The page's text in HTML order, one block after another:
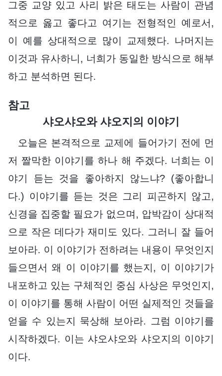
그중 교양 있고 사리 밝은 태도는 사람이 관념
적으로 옳고 좋다고 여기는 전형적인 예로서,
이 예를 상대적으로 많이 교제했다. 나머지는
이것과 유사하니, 너희가 동일한 방식으로 해부
하고 분석하면 된다.
참고
샤오샤오와 샤오지의 이야기
오늘은 본격적으로 교제에 들어가기 전에 먼
저 짤막한 이야기를 하나 해 주겠다. 너희는 이
야기 듣는 것을 좋아하지 않느냐? (좋아합니
다.) 이야기를 듣는 것은 그리 피곤하지 않고,
신경을 집중할 필요가 없으며, 압박감이 상대적
으로 작은 데다가 재미도 있다. 그러니 잘 들어
보아라. 이 이야기가 전하려는 내용이 무엇인지
들으면서 왜 이 이야기를 했는지, 이 이야기가
내포하고 있는 구체적인 중심 사상은 무엇인지,
이 이야기를 통해 사람이 어떤 실제적인 것들을
얻을 수 있는지 묵상해 보아라. 그럼 이야기를
시작하겠다. 이는 샤오샤오와 샤오지의 이야기
이다.